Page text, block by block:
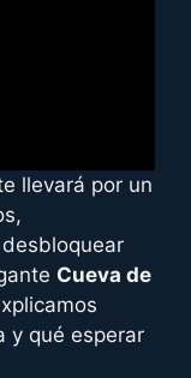
llevará por un
Cueva de
y qué esperar